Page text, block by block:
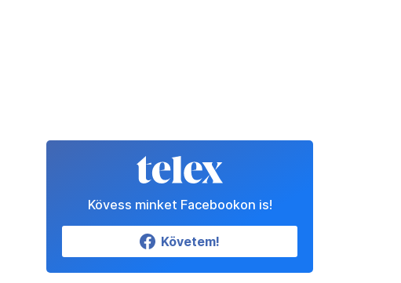
Kövess minket Facebookon is!
Követem!